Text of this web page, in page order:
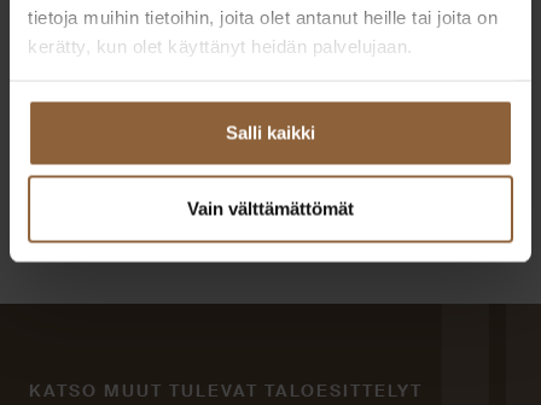
tietoja muihin tietoihin, joita olet antanut heille tai joita on
kerätty, kun olet käyttänyt heidän palvelujaan.
Salli kaikki
Vain välttämättömät
Tutustu kodin pohjakuvaan
Linea 159 -talomallin visualisointikuva on suuntaa antava
eikä täysin vastaa esiteltävää taloa.
KATSO MUUT TULEVAT TALOESITTELYT